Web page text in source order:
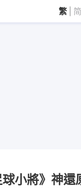
繁 简
球小將》神